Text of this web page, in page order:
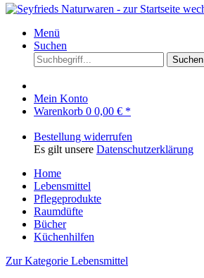
Menü
Suchen
Suchen
Mein Konto
Warenkorb 0 0,00 € *
Bestellung widerrufen
Es gilt unsere Datenschutzerklärung
Home
Lebensmittel
Pflegeprodukte
Raumdüfte
Bücher
Küchenhilfen
Zur Kategorie Lebensmittel